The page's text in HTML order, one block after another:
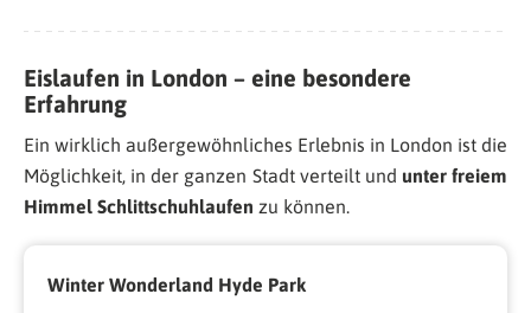
Eislaufen in London – eine besondere
Erfahrung
Ein wirklich außergewöhnliches Erlebnis in London ist die
Möglichkeit, in der ganzen Stadt verteilt und unter freiem
Himmel Schlittschuhlaufen zu können.
Winter Wonderland Hyde Park